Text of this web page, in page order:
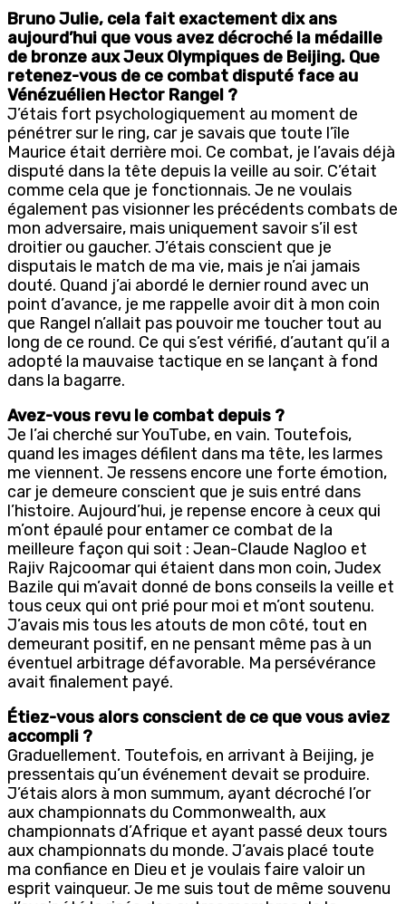
Bruno Julie, cela fait exactement dix ans
aujourd’hui que vous avez décroché la médaille
de bronze aux Jeux Olympiques de Beijing. Que
retenez-vous de ce combat disputé face au
Vénézuélien Hector Rangel ?
J’étais fort psychologiquement au moment de
pénétrer sur le ring, car je savais que toute l’île
Maurice était derrière moi. Ce combat, je l’avais déjà
disputé dans la tête depuis la veille au soir. C’était
comme cela que je fonctionnais. Je ne voulais
également pas visionner les précédents combats de
mon adversaire, mais uniquement savoir s’il est
droitier ou gaucher. J’étais conscient que je
disputais le match de ma vie, mais je n’ai jamais
douté. Quand j’ai abordé le dernier round avec un
point d’avance, je me rappelle avoir dit à mon coin
que Rangel n’allait pas pouvoir me toucher tout au
long de ce round. Ce qui s’est vérifié, d’autant qu’il a
adopté la mauvaise tactique en se lançant à fond
dans la bagarre.
Avez-vous revu le combat depuis ?
Je l’ai cherché sur YouTube, en vain. Toutefois,
quand les images défilent dans ma tête, les larmes
me viennent. Je ressens encore une forte émotion,
car je demeure conscient que je suis entré dans
l’histoire. Aujourd’hui, je repense encore à ceux qui
m’ont épaulé pour entamer ce combat de la
meilleure façon qui soit : Jean-Claude Nagloo et
Rajiv Rajcoomar qui étaient dans mon coin, Judex
Bazile qui m’avait donné de bons conseils la veille et
tous ceux qui ont prié pour moi et m’ont soutenu.
J’avais mis tous les atouts de mon côté, tout en
demeurant positif, en ne pensant même pas à un
éventuel arbitrage défavorable. Ma persévérance
avait finalement payé.
Étiez-vous alors conscient de ce que vous aviez
accompli ?
Graduellement. Toutefois, en arrivant à Beijing, je
pressentais qu’un événement devait se produire.
J’étais alors à mon summum, ayant décroché l’or
aux championnats du Commonwealth, aux
championnats d’Afrique et ayant passé deux tours
aux championnats du monde. J’avais placé toute
ma confiance en Dieu et je voulais faire valoir un
esprit vainqueur. Je me suis tout de même souvenu